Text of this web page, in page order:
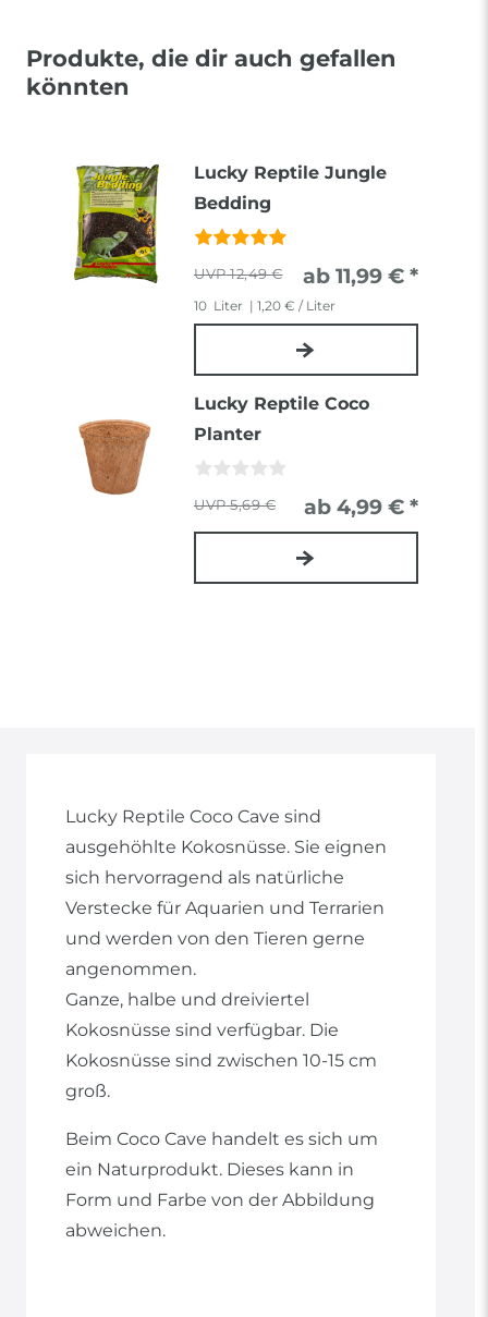
Produkte, die dir auch gefallen
könnten
Lucky Reptile Jungle
Bedding
12,49 € ab 11,99 € *
10 Liter | 1,20 € / Liter
Lucky Reptile Coco
Planter
5,69 € ab 4,99 € *
Lucky Reptile Coco Cave sind
ausgehöhlte Kokosnüsse. Sie eignen
sich hervorragend als natürliche
Verstecke für Aquarien und Terrarien
und werden von den Tieren gerne
angenommen.
Ganze, halbe und dreiviertel
Kokosnüsse sind verfügbar. Die
Kokosnüsse sind zwischen 10-15 cm
groß.
Beim Coco Cave handelt es sich um
ein Naturprodukt. Dieses kann in
Form und Farbe von der Abbildung
abweichen.